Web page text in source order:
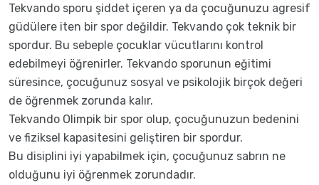
Tekvando sporu şiddet içeren ya da çocuğunuzu agresif
güdülere iten bir spor değildir. Tekvando çok teknik bir
spordur. Bu sebeple çocuklar vücutlarını kontrol
edebilmeyi öğrenirler. Tekvando sporunun eğitimi
süresince, çocuğunuz sosyal ve psikolojik birçok değeri
de öğrenmek zorunda kalır.
Tekvando Olimpik bir spor olup, çocuğunuzun bedenini
ve fiziksel kapasitesini geliştiren bir spordur.
Bu disiplini iyi yapabilmek için, çocuğunuz sabrın ne
olduğunu iyi öğrenmek zorundadır.